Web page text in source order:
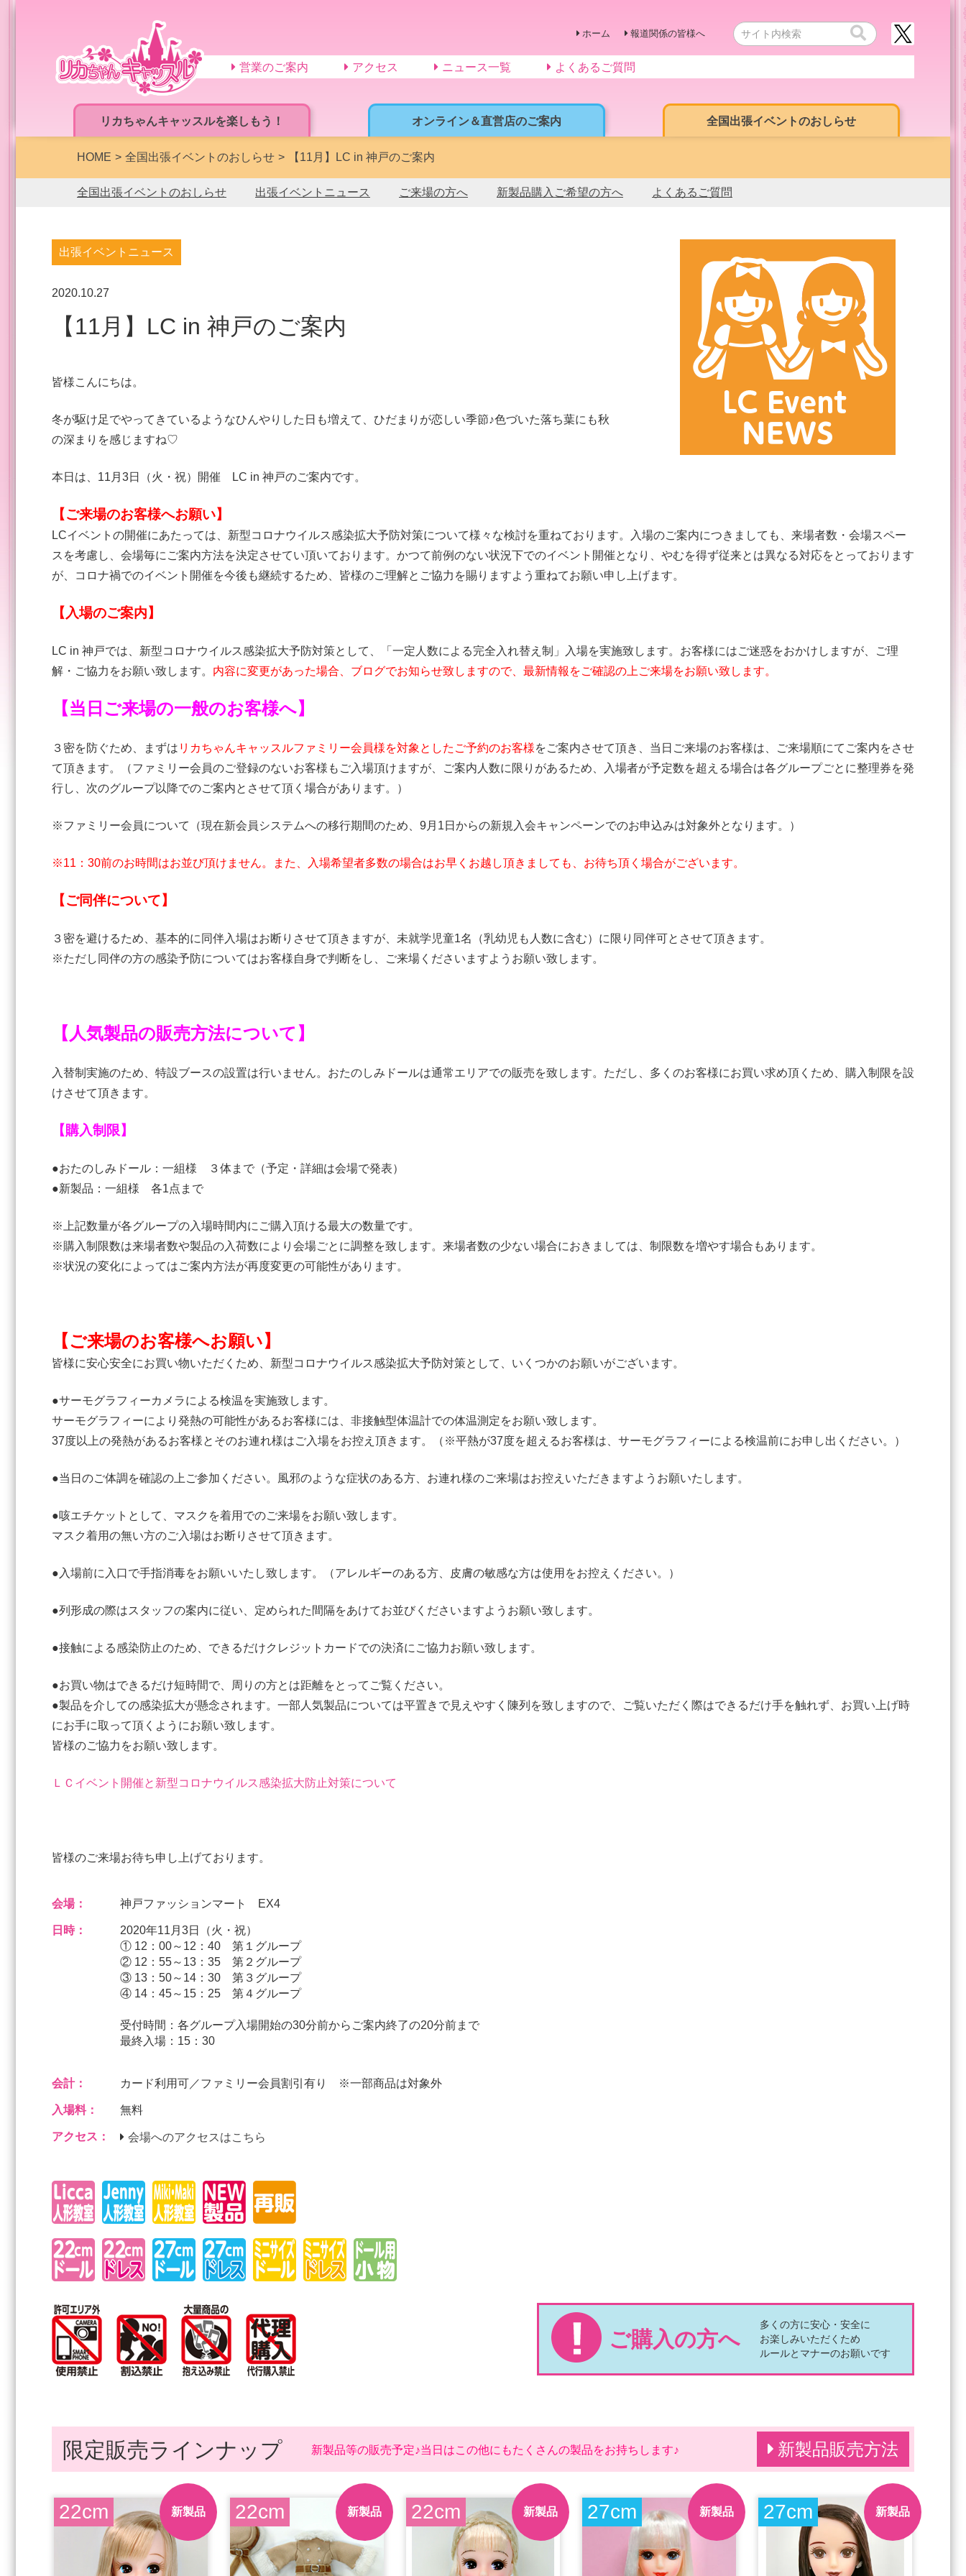
リカちゃんキャッスルを楽しもう！ オンライン＆直営店のご案内 全国出張イベントのおしらせ
ホーム 報道関係の皆様へ
営業のご案内 アクセス ニュース一覧 よくあるご質問
HOME 全国出張イベントのおしらせ 【11月】LC in 神戸のご案内
全国出張イベントのおしらせ 出張イベントニュース ご来場の方へ 新製品購入ご希望の方へ よくあるご質問
出張イベントニュース
2020.10.27
【11月】LC in 神戸のご案内
皆様こんにちは。
冬が駆け足でやってきているようなひんやりした日も増えて、ひだまりが恋しい季節♪色づいた落ち葉にも秋
の深まりを感じますね♡
本日は、11月3日（火・祝）開催 LC in 神戸のご案内です。
【ご来場のお客様へお願い】
LCイベントの開催にあたっては、新型コロナウイルス感染拡大予防対策について様々な検討を重ねております。入場のご案内につきましても、来場者数・会場スペー
スを考慮し、会場毎にご案内方法を決定させてい頂いております。かつて前例のない状況下でのイベント開催となり、やむを得ず従来とは異なる対応をとっております
が、コロナ禍でのイベント開催を今後も継続するため、皆様のご理解とご協力を賜りますよう重ねてお願い申し上げます。
【入場のご案内】
LC in 神戸では、新型コロナウイルス感染拡大予防対策として、「一定人数による完全入れ替え制」入場を実施致します。お客様にはご迷惑をおかけしますが、ご理
解・ご協力をお願い致します。 内容に変更があった場合、ブログでお知らせ致しますので、最新情報をご確認の上ご来場をお願い致します。
【当日ご来場の一般のお客様へ】
３密を防ぐため、まずは リカちゃんキャッスルファミリー会員様を対象としたご予約のお客様をご案内させて頂き、当日ご来場のお客様は、ご来場順にてご案内をさせ
て頂きます。（ファミリー会員のご登録のないお客様もご入場頂けますが、ご案内人数に限りがあるため、入場者が予定数を超える場合は各グループごとに整理券を発
行し、次のグループ以降でのご案内とさせて頂く場合があります。）
※ファミリー会員について（現在新会員システムへの移行期間のため、9月1日からの新規入会キャンペーンでのお申込みは対象外となります。）
※11：30前のお時間はお並び頂けません。また、入場希望者多数の場合はお早くお越し頂きましても、お待ち頂く場合がございます。
【ご同伴について】
３密を避けるため、基本的に同伴入場はお断りさせて頂きますが、未就学児童1名（乳幼児も人数に含む）に限り同伴可とさせて頂きます。
※ただし同伴の方の感染予防についてはお客様自身で判断をし、ご来場くださいますようお願い致します。
【人気製品の販売方法について】
入替制実施のため、特設ブースの設置は行いません。おたのしみドールは通常エリアでの販売を致します。ただし、多くのお客様にお買い求め頂くため、購入制限を設
けさせて頂きます。
【購入制限】
●おたのしみドール：一組様 ３体まで（予定・詳細は会場で発表）
●新製品：一組様 各1点まで
※上記数量が各グループの入場時間内にご購入頂ける最大の数量です。
※購入制限数は来場者数や製品の入荷数により会場ごとに調整を致します。来場者数の少ない場合におきましては、制限数を増やす場合もあります。
※状況の変化によってはご案内方法が再度変更の可能性があります。
【ご来場のお客様へお願い】
皆様に安心安全にお買い物いただくため、新型コロナウイルス感染拡大予防対策として、いくつかのお願いがございます。
●サーモグラフィーカメラによる検温を実施致します。
サーモグラフィーにより発熱の可能性があるお客様には、非接触型体温計での体温測定をお願い致します。
37度以上の発熱があるお客様とそのお連れ様はご入場をお控え頂きます。（※平熱が37度を超えるお客様は、サーモグラフィーによる検温前にお申し出ください。）
●当日のご体調を確認の上ご参加ください。風邪のような症状のある方、お連れ様のご来場はお控えいただきますようお願いたします。
●咳エチケットとして、マスクを着用でのご来場をお願い致します。
マスク着用の無い方のご入場はお断りさせて頂きます。
●入場前に入口で手指消毒をお願いいたし致します。（アレルギーのある方、皮膚の敏感な方は使用をお控えください。）
●列形成の際はスタッフの案内に従い、定められた間隔をあけてお並びくださいますようお願い致します。
●接触による感染防止のため、できるだけクレジットカードでの決済にご協力お願い致します。
●お買い物はできるだけ短時間で、周りの方とは距離をとってご覧ください。
●製品を介しての感染拡大が懸念されます。一部人気製品については平置きで見えやすく陳列を致しますので、ご覧いただく際はできるだけ手を触れず、お買い上げ時
にお手に取って頂くようにお願い致します。
皆様のご協力をお願い致します。
ＬＣイベント開催と新型コロナウイルス感染拡大防止対策について
皆様のご来場お待ち申し上げております。
会場： 神戸ファッションマート EX4
日時：
2020年11月3日（火・祝）
① 12：00～12：40 第１グループ
② 12：55～13：35 第２グループ
③ 13：50～14：30 第３グループ
④ 14：45～15：25 第４グループ
受付時間：各グループ入場開始の30分前からご案内終了の20分前まで
最終入場：15：30
会計： カード利用可／ファミリー会員割引有り ※一部商品は対象外
入場料： 無料
アクセス： 会場へのアクセスはこちら
ご購入の方へ
多くの方に安心・安全に
お楽しみいただくため
ルールとマナーのお願いです
限定販売ラインナップ 新製品等の販売予定♪当日はこの他にもたくさんの製品をお持ちします♪ 新製品販売方法
新製品
22cm 新製品
22cm 新製品
22cm 新製品
27cm 新製品
27cm